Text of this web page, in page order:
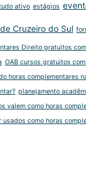
ativo estágios
Cruzeiro do Sul
Direito gratuitos
OAB cursos gratuitos
horas complementares
planejamento
valem como horas
usados como horas